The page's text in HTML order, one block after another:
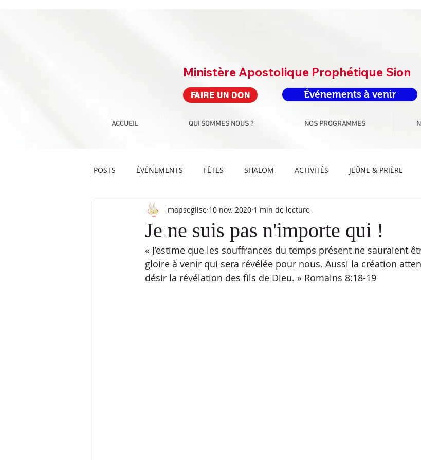
FAIRE UN DON
Ministère Apostolique Prophétique Sion
ACCUEIL QUI SOMMES NOUS ? NOS PROGRAMMES
Événements à venir
POSTS ÉVÉNEMENTS FÊTES SHALOM ACTIVITÉS JEÛNE & PRIÈRE
PROPHÉTIE CULTE DEFIS ADORATION DEFIS PAROLE
DÉFIS LANGUES DÉFIS SPORT ATELIER DÉFI PROPHÉTIQUE
Je ne suis pas n'importe qui !
mapseglise 10 nov. 2020 1 min de lecture
« J’estime que les souffrances du temps présent ne sauraient
gloire à venir qui sera révélée pour nous. Aussi la création
désir la révélation des fils de Dieu. » Romains 8:18-19